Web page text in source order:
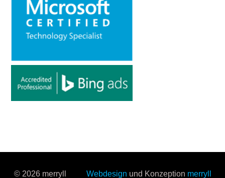
© 2026 merryll Webdesign und Konzeption merryll